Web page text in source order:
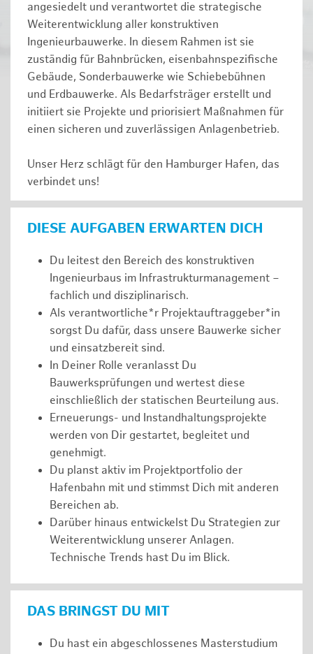
angesiedelt und verantwortet die strategische
Weiterentwicklung aller konstruktiven
Ingenieurbauwerke. In diesem Rahmen ist sie
zuständig für Bahnbrücken, eisenbahnspezifische
Gebäude, Sonderbauwerke wie Schiebebühnen
und Erdbauwerke. Als Bedarfsträger erstellt und
initiiert sie Projekte und priorisiert Maßnahmen für
einen sicheren und zuverlässigen Anlagenbetrieb.
Unser Herz schlägt für den Hamburger Hafen, das
verbindet uns!
DIESE AUFGABEN ERWARTEN DICH
Du leitest den Bereich des konstruktiven
Ingenieurbaus im Infrastrukturmanagement –
fachlich und disziplinarisch.
Als verantwortliche*r Projektauftraggeber*in
sorgst Du dafür, dass unsere Bauwerke sicher
und einsatzbereit sind.
In Deiner Rolle veranlasst Du
Bauwerksprüfungen und wertest diese
einschließlich der statischen Beurteilung aus.
Erneuerungs- und Instandhaltungsprojekte
werden von Dir gestartet, begleitet und
genehmigt.
Du planst aktiv im Projektportfolio der
Hafenbahn mit und stimmst Dich mit anderen
Bereichen ab.
Darüber hinaus entwickelst Du Strategien zur
Weiterentwicklung unserer Anlagen.
Technische Trends hast Du im Blick.
DAS BRINGST DU MIT
Du hast ein abgeschlossenes Masterstudium